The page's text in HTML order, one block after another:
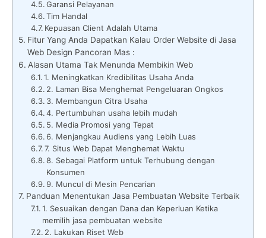
Garansi Pelayanan
Tim Handal
Kepuasan Client Adalah Utama
Fitur Yang Anda Dapatkan Kalau Order Website di Jasa
Web Design Pancoran Mas :
Alasan Utama Tak Menunda Membikin Web
1. Meningkatkan Kredibilitas Usaha Anda
2. Laman Bisa Menghemat Pengeluaran Ongkos
3. Membangun Citra Usaha
4. Pertumbuhan usaha lebih mudah
5. Media Promosi yang Tepat
6. Menjangkau Audiens yang Lebih Luas
7. Situs Web Dapat Menghemat Waktu
8. Sebagai Platform untuk Terhubung dengan
Konsumen
9. Muncul di Mesin Pencarian
Panduan Menentukan Jasa Pembuatan Website Terbaik
1. Sesuaikan dengan Dana dan Keperluan Ketika
memilih jasa pembuatan website
2. Lakukan Riset Web